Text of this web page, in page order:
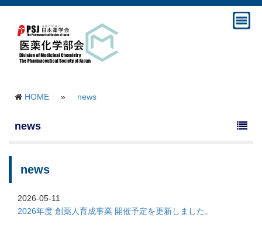
HOME » news
news
news
2026-05-11
2026年度 創薬人育成事業 開催予定を更新しました。